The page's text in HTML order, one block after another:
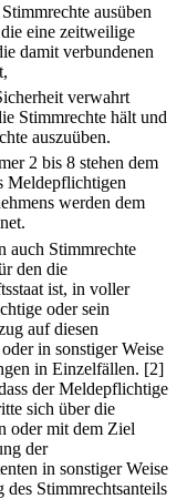
ausüben
eine zeitweilige
damit verbundenen
verwahrt
Stimmrechte hält und
auszuüben.
2 bis 8 stehen dem
Meldepflichtigen
werden dem
auch Stimmrechte
den die
ist, in voller
oder sein
auf diesen
in sonstiger Weise
in Einzelfällen. [2]
der Meldepflichtige
sich über die
oder mit dem Ziel
der
in sonstiger Weise
Stimmrechtsanteils